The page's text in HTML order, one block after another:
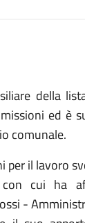
della
ed è
comunale.
per il lavoro
cui ha
-